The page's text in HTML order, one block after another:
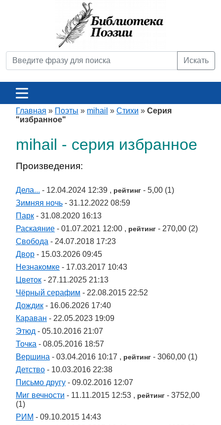
Искать
Главная » Поэты » mihail » Стихи » Серия
"избранное"
mihail - серия избранное
Произведения:
Дела... - 12.04.2024 12:39 , рейтинг - 5,00 (1)
Зимняя ночь - 31.12.2022 08:59
Парк - 31.08.2020 16:13
Раскаяние - 01.07.2021 12:00 , рейтинг - 270,00 (2)
Свобода - 24.07.2018 17:23
Двор - 15.03.2026 09:45
Незнакомке - 17.03.2017 10:43
Цветок - 27.11.2025 21:13
Чёрный серафим - 22.08.2015 22:52
Дождик - 16.06.2026 17:40
Караван - 22.05.2023 19:09
Этюд - 05.10.2016 21:07
Точка - 08.05.2016 18:57
Вершина - 03.04.2016 10:17 , рейтинг - 3060,00 (1)
Детство - 10.03.2016 22:38
Письмо другу - 09.02.2016 12:07
Миг вечности - 11.11.2015 12:53 , рейтинг - 3752,00
(1)
РИМ - 09.10.2015 14:43